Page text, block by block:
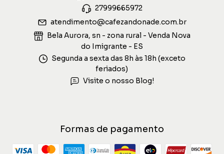
27999665972
atendimento@cafezandonade.com.br
Bela Aurora, sn - zona rural - Venda Nova
do Imigrante - ES
Segunda a sexta das 8h às 18h (exceto
feriados)
Visite o nosso Blog!
Formas de pagamento